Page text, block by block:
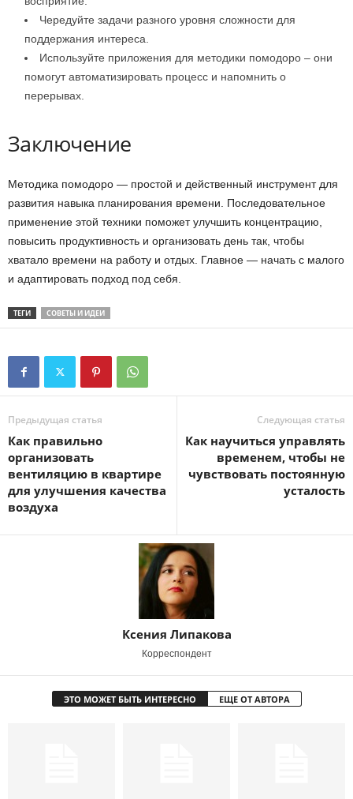
Чередуйте задачи разного уровня сложности для
поддержания интереса.
Используйте приложения для методики помодоро – они
помогут автоматизировать процесс и напомнить о
перерывах.
Заключение
Методика помодоро — простой и действенный инструмент для
развития навыка планирования времени. Последовательное
применение этой техники поможет улучшить концентрацию,
повысить продуктивность и организовать день так, чтобы
хватало времени на работу и отдых. Главное — начать с малого
и адаптировать подход под себя.
ТЕГИ СОВЕТЫ И ИДЕИ
Предыдущая статья
Как правильно
организовать
вентиляцию в квартире
для улучшения качества
воздуха
Следующая статья
Как научиться управлять
временем, чтобы не
чувствовать постоянную
усталость
Ксения Липакова
Корреспондент
ЭТО МОЖЕТ БЫТЬ ИНТЕРЕСНО ЕЩЕ ОТ АВТОРА